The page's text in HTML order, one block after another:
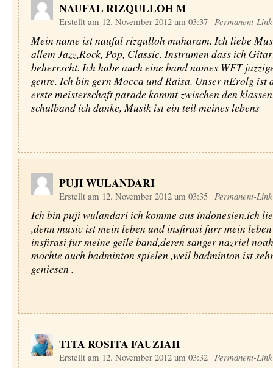
NAUFAL RIZQULLOH M
Erstellt am 12. November 2012 um 03:37 | Permanent-Link
Mein name ist naufal rizqulloh muharam. Ich liebe
allem Jazz,Rock, Pop, Classic. Instrumen dass ich
beherrscht. Ich habe auch eine band names WFT
genre. Ich bin gern Mocca und Raisa. Unser nErolg ist
erste meisterschaft parade kommt zwischen den
schulband ich danke, Musik ist ein teil meines lebens
PUJI WULANDARI
Erstellt am 12. November 2012 um 03:35 | Permanent-Link
Ich bin puji wulandari ich komme aus indonesien.ich
,denn music ist mein leben und insfirasi furr mein
insfirasi fur meine geile band,deren sanger nazriel
mochte auch badminton spielen ,weil badminton ist
geniesen .
TITA ROSITA FAUZIAH
Erstellt am 12. November 2012 um 03:32 | Permanent-Link